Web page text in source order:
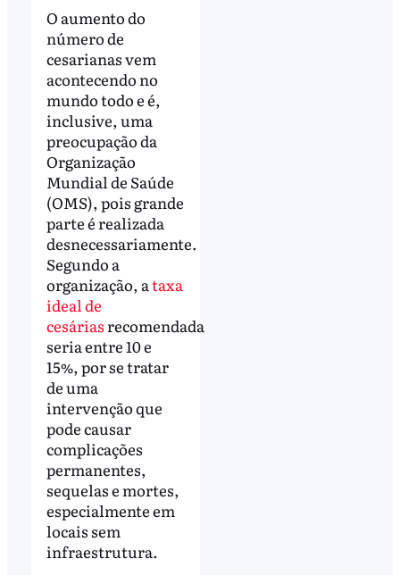
O aumento do
número de
cesarianas vem
acontecendo no
mundo todo e é,
inclusive, uma
preocupação da
Organização
Mundial de Saúde
(OMS), pois grande
parte é realizada
desnecessariamente.
Segundo a
organização, ataxa
ideal de
cesárias recomendada
seria entre 10 e
15%, por se tratar
de uma
intervenção que
pode causar
complicações
permanentes,
sequelas e mortes,
especialmente em
locais sem
infraestrutura.